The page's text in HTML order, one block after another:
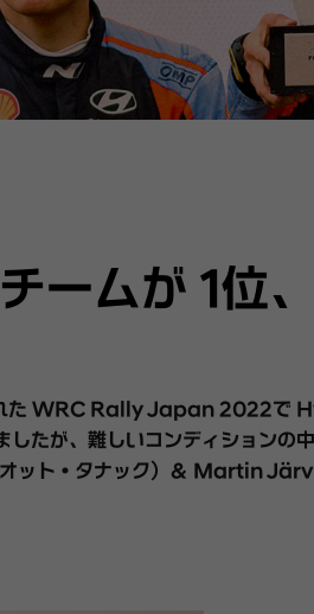
ームが 1位
た WRC Rally Japan 2022で
ましたが、難しいコンディシ
ット・タナック）＆ Martin